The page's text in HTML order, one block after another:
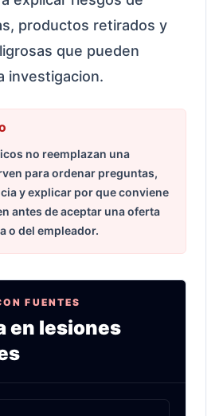
productos retirados y
que pueden
investigacion.
no reemplazan una
para ordenar preguntas,
y explicar por que conviene
antes de aceptar una oferta
o del empleador.
FUENTES
en lesiones